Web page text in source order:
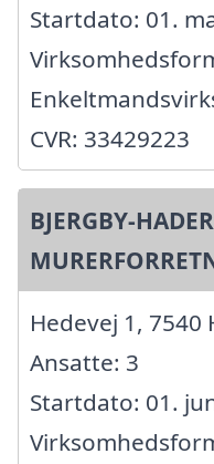
Startdato: 01.
CVR: 33429223
BJERGBY-
Hedevej 1, 7540
Ansatte: 3
Startdato: 01.